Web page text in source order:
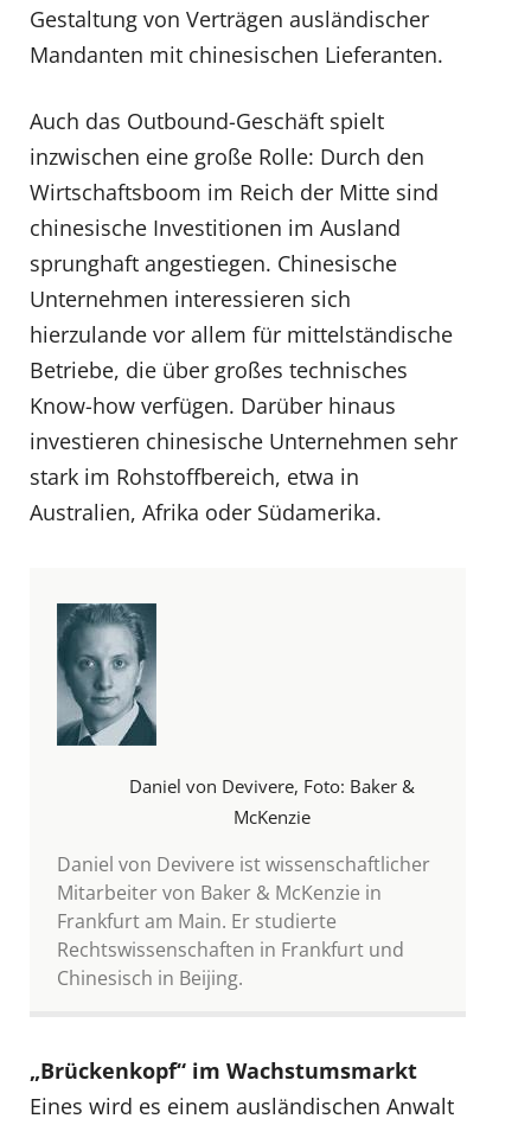
Gestaltung von Verträgen ausländischer
Mandanten mit chinesischen Lieferanten.
Auch das Outbound-Geschäft spielt
inzwischen eine große Rolle: Durch den
Wirtschaftsboom im Reich der Mitte sind
chinesische Investitionen im Ausland
sprunghaft angestiegen. Chinesische
Unternehmen interessieren sich
hierzulande vor allem für mittelständische
Betriebe, die über großes technisches
Know-how verfügen. Darüber hinaus
investieren chinesische Unternehmen sehr
stark im Rohstoffbereich, etwa in
Australien, Afrika oder Südamerika.
Daniel von Devivere, Foto: Baker &
McKenzie
Daniel von Devivere ist wissenschaftlicher
Mitarbeiter von Baker & McKenzie in
Frankfurt am Main. Er studierte
Rechtswissenschaften in Frankfurt und
Chinesisch in Beijing.
„Brückenkopf“ im Wachstumsmarkt
Eines wird es einem ausländischen Anwalt